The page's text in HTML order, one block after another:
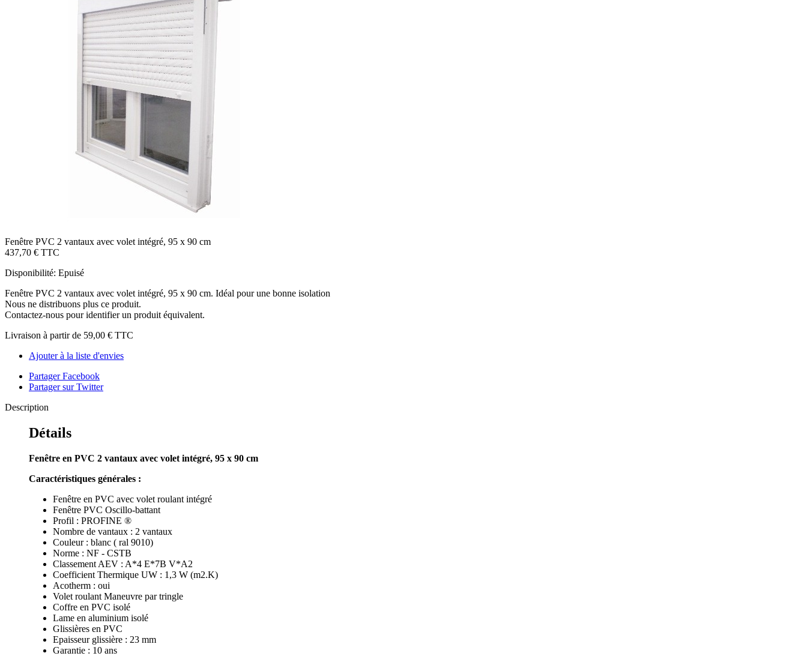
Fenêtre PVC 2 vantaux avec volet intégré, 95 x 90 cm
437,70 € TTC
Disponibilité: Epuisé
Fenêtre PVC 2 vantaux avec volet intégré, 95 x 90 cm. Idéal pour une bonne isolation
Nous ne distribuons plus ce produit.
Contactez-nous pour identifier un produit équivalent.
Livraison à partir de 59,00 € TTC
Ajouter à la liste d'envies
Partager Facebook
Partager sur Twitter
Description
Détails
Fenêtre en PVC 2 vantaux avec volet intégré, 95 x 90 cm
Caractéristiques générales :
Fenêtre en PVC avec volet roulant intégré
Fenêtre PVC Oscillo-battant
Profil : PROFINE ®
Nombre de vantaux : 2 vantaux
Couleur : blanc ( ral 9010)
Norme : NF - CSTB
Classement AEV : A*4 E*7B V*A2
Coefficient Thermique UW : 1,3 W (m2.K)
Acotherm : oui
Volet roulant Maneuvre par tringle
Coffre en PVC isolé
Lame en aluminium isolé
Glissières en PVC
Epaisseur glissière : 23 mm
Garantie : 10 ans